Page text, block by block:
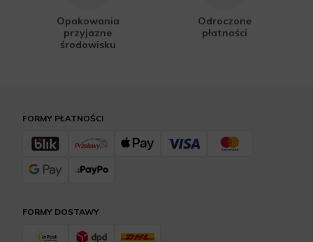
Opakowania
przyjazne
środowisku
Odroczone
płatności
FORMY DOSTAWY
FORMY PŁATNOŚCI